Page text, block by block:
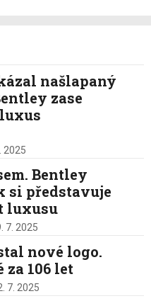
našlapaný
zase
2025
Bentley
si představuje
luxusu
7. 2025
nové logo.
za 106 let
7. 2025